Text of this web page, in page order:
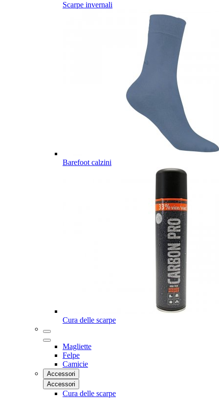
Scarpe invernali
Barefoot calzini
Cura delle scarpe
Magliette
Felpe
Camicie
Accessori
Accessori
Cura delle scarpe